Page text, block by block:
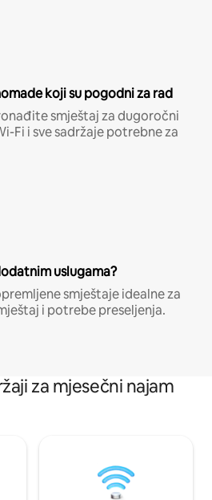
koji su pogodni za rad
smještaj za dugoročni
Fi i sve sadržaje potrebne za
uslugama?
smještaje idealne za
i potrebe preseljenja.
za mjesečni najam